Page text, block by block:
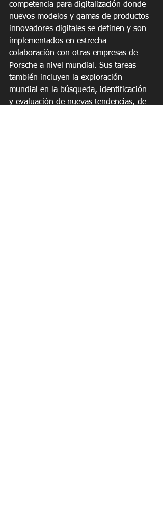
competencia para digitalización donde
nuevos modelos y gamas de productos
innovadores digitales se definen y son
implementados en estrecha
colaboración con otras empresas de
Porsche a nivel mundial. Sus tareas
también incluyen la exploración
mundial en la búsqueda, identificación
y evaluación de nuevas tendencias, de